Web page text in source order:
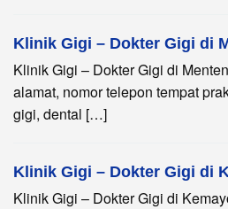
Klinik Gigi – Dokter Gigi di
Klinik Gigi – Dokter Gigi di
alamat, nomor telepon tempat
gigi, dental […]
Klinik Gigi – Dokter Gigi di
Klinik Gigi – Dokter Gigi di